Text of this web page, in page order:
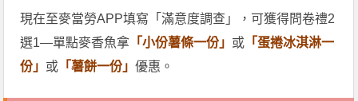
現在至麥當勞APP填寫「滿意度調查」，可獲得問卷禮2
選1—單點麥香魚拿 「小份薯條一份」 或 「蛋捲冰淇淋一
份」 或 「薯餅一份」優惠。